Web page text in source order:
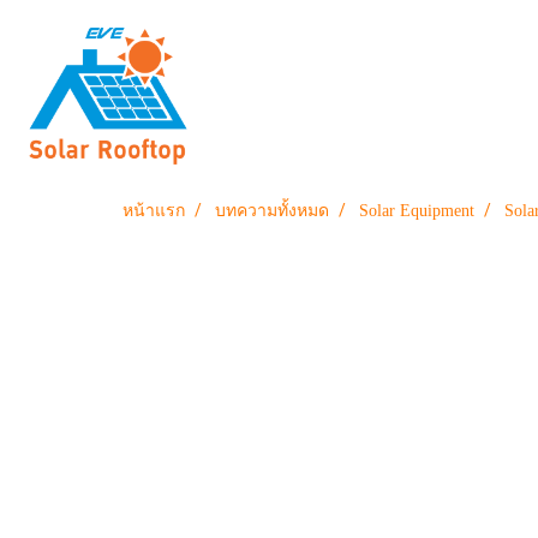
หน้าแรก บทความทั้งหมด Solar Equipment